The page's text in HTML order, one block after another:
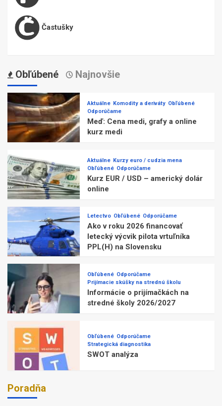
Častušky
Obľúbené Najnovšie
Aktuálne Komodity a deriváty Obľúbené
Odporúčame
Meď: Cena medi, grafy a online
kurz medi
Aktuálne Kurzy euro / cudzia mena
Obľúbené Odporúčame
Kurz EUR / USD – americký dolár
online
Letectvo Obľúbené Odporúčame
Ako v roku 2026 financovať
letecký výcvik pilota vrtuľníka
PPL(H) na Slovensku
Obľúbené Odporúčame
Prijímacie skúšky na strednú školu
Informácie o prijímačkách na
stredné školy 2026/2027
Obľúbené Odporúčame
Strategická diagnostika
SWOT analýza
Poradňa